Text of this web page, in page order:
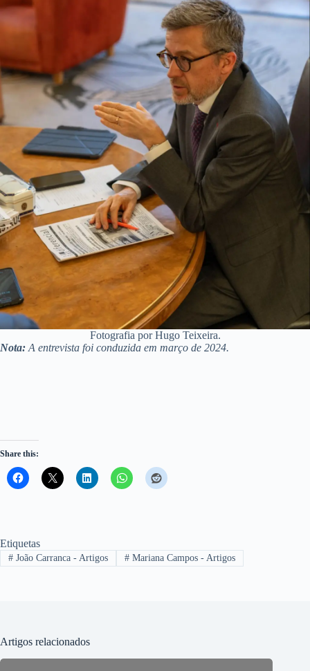
Fotografia por Hugo Teixeira.
Nota: A entrevista foi conduzida em março de 2024.
Share this:
Etiquetas
#João Carranca - Artigos #Mariana Campos - Artigos
Artigos relacionados